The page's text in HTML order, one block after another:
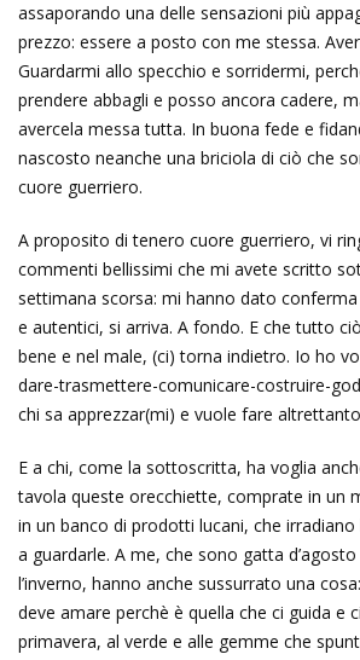
assaporando una delle sensazioni più
prezzo: essere a posto con me stessa.
Guardarmi allo specchio e sorridermi,
prendere abbagli e posso ancora cadere,
avercela messa tutta. In buona fede e
nascosto neanche una briciola di ciò che
cuore guerriero.
A proposito di tenero cuore guerriero, vi
commenti bellissimi che mi avete scritto
settimana scorsa: mi hanno dato
e autentici, si arriva. A fondo. E che tutto
bene e nel male, (ci) torna indietro. Io ho
dare-trasmettere-comunicare-costruire-
chi sa apprezzar(mi) e vuole fare
E a chi, come la sottoscritta, ha voglia
tavola queste orecchiette, comprate in un
in un banco di prodotti lucani, che
a guardarle. A me, che sono gatta
l’inverno, hanno anche sussurrato una
deve amare perchè è quella che ci guida e
primavera, al verde e alle gemme che